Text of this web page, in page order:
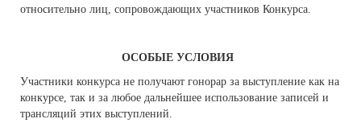
относительно лиц, сопровождающих участников Конкурса.
ОСОБЫЕ УСЛОВИЯ
Участники конкурса не получают гонорар за выступление как на
конкурсе, так и за любое дальнейшее использование записей и
трансляций этих выступлений.